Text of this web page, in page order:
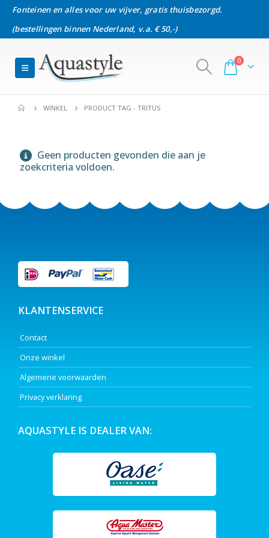
Fonteinen en alles voor uw vijver, gratis thuisbezorgd.
(bestellingen binnen Nederland, v.a. € 50,-)
0
WINKEL PRODUCT TAG - TRITUS
Geen producten gevonden die aan je
zoekcriteria voldoen.
KLANTENSERVICE
Contact
Onze winkel
Algemene voorwaarden
Privacy verklaring
AQUASTYLE IS DEALER VAN: